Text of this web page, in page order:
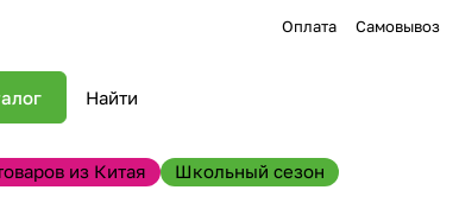
Оплата Самовывоз
из Китая Школьный сезон